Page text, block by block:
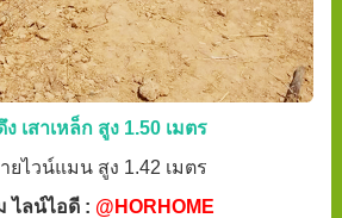
ง เสาเหล็ก สูง 1.50 เมตร
ยไวน์แมน สูง 1.42 เมตร
ไลน์ไอดี : @HORHOME